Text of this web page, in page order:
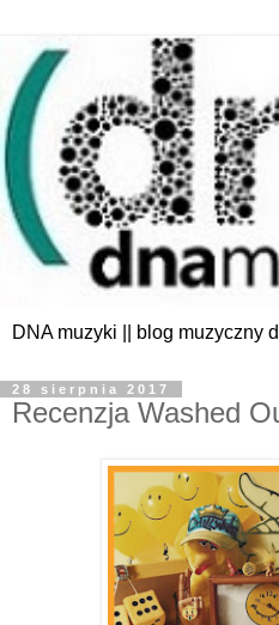
DNA muzyki || blog muzyczny
28 sierpnia 2017
Recenzja Washed